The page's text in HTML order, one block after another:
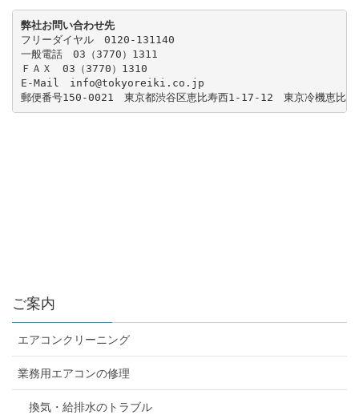
弊社お問い合わせ先
フリーダイヤル　0120-131140
一般電話　03（3770）1311
ＦＡＸ　03（3770）1310
E-Mail　info@tokyoreiki.co.jp
郵便番号150-0021　東京都渋谷区恵比寿西1-17-12　東京冷機恵比寿
ご案内
エアコンクリーニング
業務用エアコンの修理
換気・給排水のトラブル